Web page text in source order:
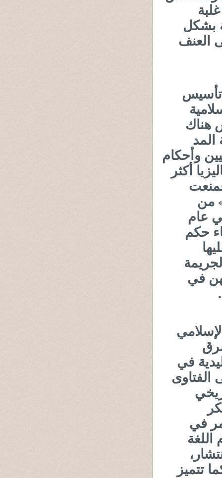
بشكل
العنف
تأسيس
هناك
وأحكام
أكثر
من
عام
حكم
في
في
الفتاوى
في
اللغة
تتميز